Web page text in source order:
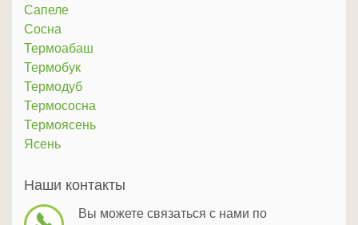
Сапеле
Сосна
Термоабаш
Термобук
Термодуб
Термососна
Термоясень
Ясень
Наши контакты
Вы можете связаться с нами по